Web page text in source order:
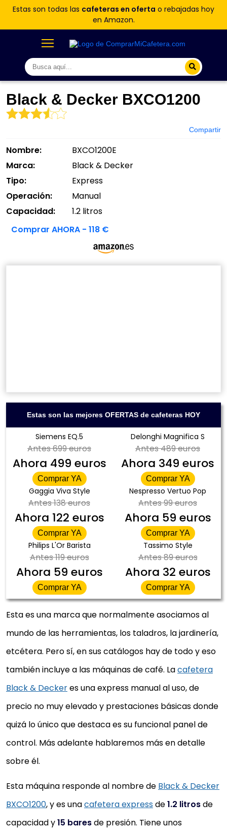
Estas son todas las cafeteras en oferta o rebajadas hoy
en Amazon.
Black & Decker BXCO1200
Compartir
Nombre:
BXCO1200E
Marca:
Black & Decker
Tipo:
Express
Operación:
Manual
Capacidad:
1.2 litros
Comprar AHORA - 118 €
Estas son las mejores OFERTAS de cafeteras HOY
Siemens EQ.5
Antes699 euros
Ahora 499 euros
Comprar YA
Delonghi Magnifica S
Antes489 euros
Ahora 349 euros
Comprar YA
Gaggia Viva Style
Antes138 euros
Ahora 122 euros
Comprar YA
Nespresso Vertuo Pop
Antes99 euros
Ahora 59 euros
Comprar YA
Philips L'Or Barista
Antes119 euros
Ahora 59 euros
Comprar YA
Tassimo Style
Antes89 euros
Ahora 32 euros
Comprar YA
Esta es una marca que normalmente asociamos al
mundo de las herramientas, los taladros, la jardinería,
etcétera. Pero sí, en sus catálogos hay de todo y eso
también incluye a las máquinas de café. Lacafetera
Black & Deckeres una express manual al uso, de
precio no muy elevado y prestaciones básicas donde
quizá lo único que destaca es su funcional panel de
control. Más adelante hablaremos más en detalle
sobre él.
Esta máquina responde al nombre de Black & Decker
BXCO1200, y es unacafetera expressde1.2 litrosde
capacidad y15 baresde presión. Tiene unos